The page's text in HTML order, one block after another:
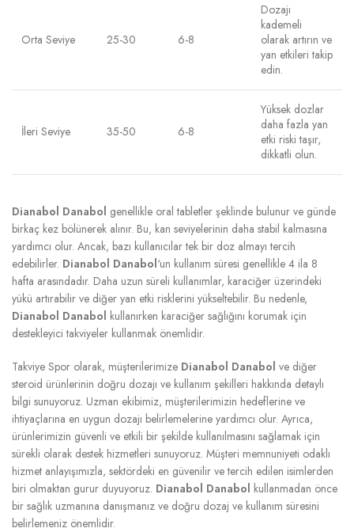
Orta Seviye 25-30 6-8
Dozajı
kademeli
olarak artırın ve
yan etkileri takip
edin.
İleri Seviye 35-50 6-8
Yüksek dozlar
daha fazla yan
etki riski taşır,
dikkatli olun.
Dianabol Danabol genellikle oral tabletler şeklinde bulunur ve günde
birkaç kez bölünerek alınır. Bu, kan seviyelerinin daha stabil kalmasına
yardımcı olur. Ancak, bazı kullanıcılar tek bir doz almayı tercih
edebilirler. Dianabol Danabol‘un kullanım süresi genellikle 4 ila 8
hafta arasındadır. Daha uzun süreli kullanımlar, karaciğer üzerindeki
yükü artırabilir ve diğer yan etki risklerini yükseltebilir. Bu nedenle,
Dianabol Danabol kullanırken karaciğer sağlığını korumak için
destekleyici takviyeler kullanmak önemlidir.
Takviye Spor olarak, müşterilerimize Dianabol Danabol ve diğer
steroid ürünlerinin doğru dozajı ve kullanım şekilleri hakkında detaylı
bilgi sunuyoruz. Uzman ekibimiz, müşterilerimizin hedeflerine ve
ihtiyaçlarına en uygun dozajı belirlemelerine yardımcı olur. Ayrıca,
ürünlerimizin güvenli ve etkili bir şekilde kullanılmasını sağlamak için
sürekli olarak destek hizmetleri sunuyoruz. Müşteri memnuniyeti odaklı
hizmet anlayışımızla, sektördeki en güvenilir ve tercih edilen isimlerden
biri olmaktan gurur duyuyoruz. Dianabol Danabol kullanmadan önce
bir sağlık uzmanına danışmanız ve doğru dozaj ve kullanım süresini
belirlemeniz önemlidir.